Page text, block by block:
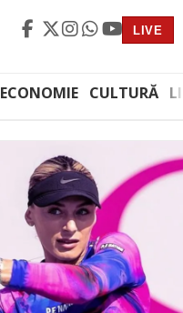
LIVE
ECONOMIE CULTURĂ